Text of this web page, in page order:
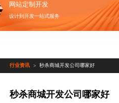
网站定制开发
设计到开发一站式服务
行业资讯 > 秒杀商城开发公司哪家好
秒杀商城开发公司哪家好